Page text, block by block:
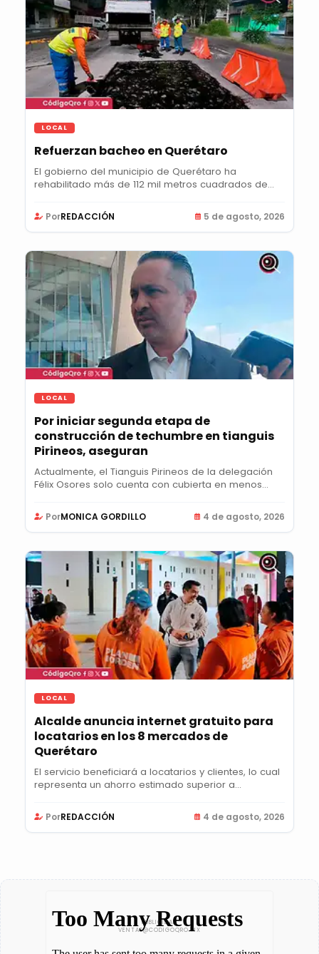
LOCAL
Refuerzan bacheo en Querétaro
El gobierno del municipio de Querétaro ha
rehabilitado más de 112 mil metros cuadrados de...
PorREDACCIÓN 5 de agosto, 2026
LOCAL
Por iniciar segunda etapa de
construcción de techumbre en tianguis
Pirineos, aseguran
Actualmente, el Tianguis Pirineos de la delegación
Félix Osores solo cuenta con cubierta en menos...
PorMONICA GORDILLO 4 de agosto, 2026
LOCAL
Alcalde anuncia internet gratuito para
locatarios en los 8 mercados de
Querétaro
El servicio beneficiará a locatarios y clientes, lo cual
representa un ahorro estimado superior a...
PorREDACCIÓN 4 de agosto, 2026